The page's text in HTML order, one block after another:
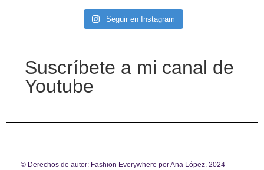
Seguir en Instagram
Suscríbete a mi canal de
Youtube
© Derechos de autor: Fashion Everywhere por Ana López. 2024